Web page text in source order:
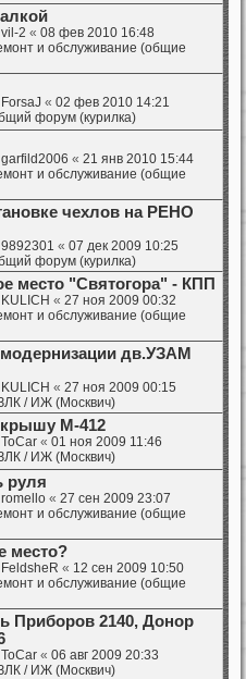
vil-2 « 08 фев 2010 16:48
и обслуживание (общие
ForsaJ « 02 фев 2010 14:21
форум (курилка)
garfild2006 « 21 янв 2010 15:44
и обслуживание (общие
чехлов на РЕНО
9892301 « 07 дек 2009 10:25
форум (курилка)
место "Святогора" - КПП
KULICH « 27 ноя 2009 00:32
и обслуживание (общие
дв.УЗАМ
KULICH « 27 ноя 2009 00:15
/ ИЖ (Москвич)
крышу М-412
ToCar « 01 ноя 2009 11:46
/ ИЖ (Москвич)
руля
romello « 27 сен 2009 23:07
и обслуживание (общие
место?
FeldsheR « 12 сен 2009 10:50
и обслуживание (общие
Приборов 2140, Донор
ToCar « 06 авг 2009 20:33
/ ИЖ (Москвич)